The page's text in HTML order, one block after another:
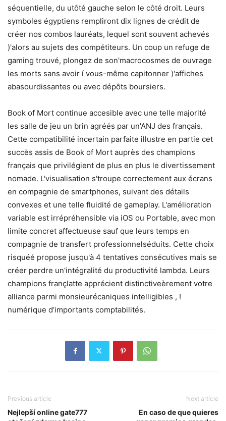
séquentielle, du utôté gauche selon le côté droit. Leurs
symboles égyptiens rempliront dix lignes de crédit de
créer nos combos lauréats, lequel sont souvent achevés
)'alors au sujets des compétiteurs. Un coup un refuge de
gaming trouvé, plongez de son'macrocosmes de ouvrage
les morts sans avoir í vous-même capitonner )'affiches
abasourdissantes ou avec dépôts boursiers.
Book of Mort continue accesible avec une telle majorité
les salle de jeu un brin agréés par un'ANJ des français.
Cette compatibilité incertain parfaite illustre en partie cet
succès assis de Book of Mort auprès des champions
français que privilégient de plus en plus le divertissement
nomade. L'visualisation s'troupe correctement aux écrans
en compagnie de smartphones, suivant des détails
convexes et une telle fluidité de gameplay. L'amélioration
variable est irrépréhensible via iOS ou Portable, avec mon
limite concret affectueuse sauf que leurs temps en
compagnie de transfert professionnelséduits. Cette choix
risquéé propose jusqu'à 4 tentatives consécutives mais se
créer perdre un'intégralité du productivité lambda. Leurs
champions françlatte apprécient distinctiveèrement votre
alliance parmi monsieurécaniques intelligibles , !
numérique d’importants comptabilités.
Previous article
Nejlepší online gate777
Next article
En caso de que quieres